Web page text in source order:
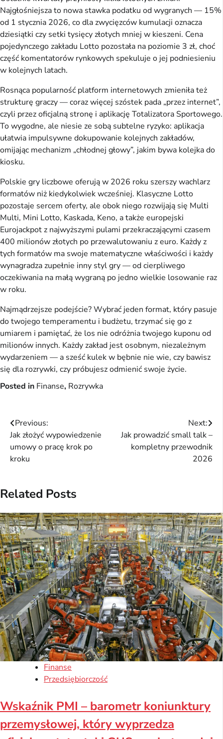
Najgłośniejsza to nowa stawka podatku od wygranych — 15%
od 1 stycznia 2026, co dla zwycięzców kumulacji oznacza
dziesiątki czy setki tysięcy złotych mniej w kieszeni. Cena
pojedynczego zakładu Lotto pozostała na poziomie 3 zł, choć
część komentatorów rynkowych spekuluje o jej podniesieniu
w kolejnych latach.
Rosnąca popularność platform internetowych zmieniła też
strukturę graczy — coraz więcej szóstek pada „przez internet”,
czyli przez oficjalną stronę i aplikację Totalizatora Sportowego.
To wygodne, ale niesie ze sobą subtelne ryzyko: aplikacja
ułatwia impulsywne dokupowanie kolejnych zakładów,
omijając mechanizm „chłodnej głowy”, jakim bywa kolejka do
kiosku.
Polskie gry liczbowe oferują w 2026 roku szerszy wachlarz
formatów niż kiedykolwiek wcześniej. Klasyczne Lotto
pozostaje sercem oferty, ale obok niego rozwijają się Multi
Multi, Mini Lotto, Kaskada, Keno, a także europejski
Eurojackpot z najwyższymi pulami przekraczającymi czasem
400 milionów złotych po przewalutowaniu z euro. Każdy z
tych formatów ma swoje matematyczne właściwości i każdy
wynagradza zupełnie inny styl gry — od cierpliwego
oczekiwania na małą wygraną po jedno wielkie losowanie raz
w roku.
Najmądrzejsze podejście? Wybrać jeden format, który pasuje
do twojego temperamentu i budżetu, trzymać się go z
umiarem i pamiętać, że los nie odróżnia twojego kuponu od
milionów innych. Każdy zakład jest osobnym, niezależnym
wydarzeniem — a sześć kulek w bębnie nie wie, czy bawisz
się dla rozrywki, czy próbujesz odmienić swoje życie.
Posted in Finanse, Rozrywka
Nawigacja
wpisu
Previous:
Jak złożyć wypowiedzenie
umowy o pracę krok po
kroku
Next:
Jak prowadzić small talk –
kompletny przewodnik
2026
Related Posts
Finanse
Przedsiębiorczość
Wskaźnik PMI – barometr koniunktury
przemysłowej, który wyprzedza